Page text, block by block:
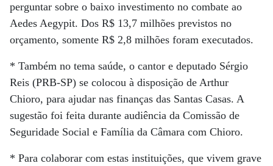
perguntar sobre o baixo investimento no combate ao
Aedes Aegypit. Dos R$ 13,7 milhões previstos no
orçamento, somente R$ 2,8 milhões foram executados.
* Também no tema saúde, o cantor e deputado Sérgio
Reis (PRB-SP) se colocou à disposição de Arthur
Chioro, para ajudar nas finanças das Santas Casas. A
sugestão foi feita durante audiência da Comissão de
Seguridade Social e Família da Câmara com Chioro.
* Para colaborar com estas instituições, que vivem grave